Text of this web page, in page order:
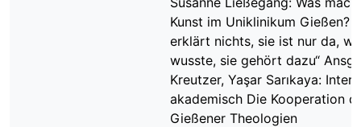
Kunst im Uniklinikum Gießen?
erklärt nichts, sie ist nur da,
wusste, sie gehört dazu“
Kreutzer, Yaşar Sarıkaya:
akademisch Die Kooperation
Gießener Theologien